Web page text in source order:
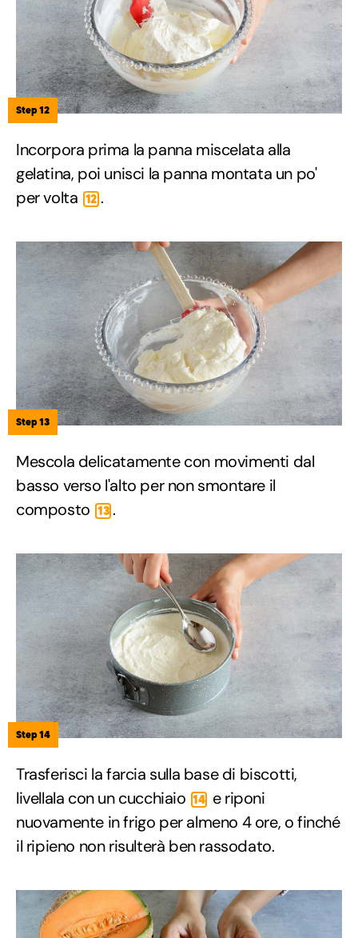
Step 12
Incorpora prima la panna miscelata alla
gelatina, poi unisci la panna montata un po'
per volta 12 .
Step 13
Mescola delicatamente con movimenti dal
basso verso l'alto per non smontare il
composto 13 .
Step 14
Trasferisci la farcia sulla base di biscotti,
livellala con un cucchiaio 14 e riponi
nuovamente in frigo per almeno 4 ore, o finché
il ripieno non risulterà ben rassodato.